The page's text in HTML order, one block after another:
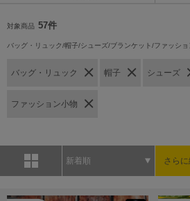
対象商品 57件
バッグ・リュック/帽子/シューズ/ブランケット/ファッシ
バッグ・リュック 帽子 シューズ
ファッション小物
新着順 さら